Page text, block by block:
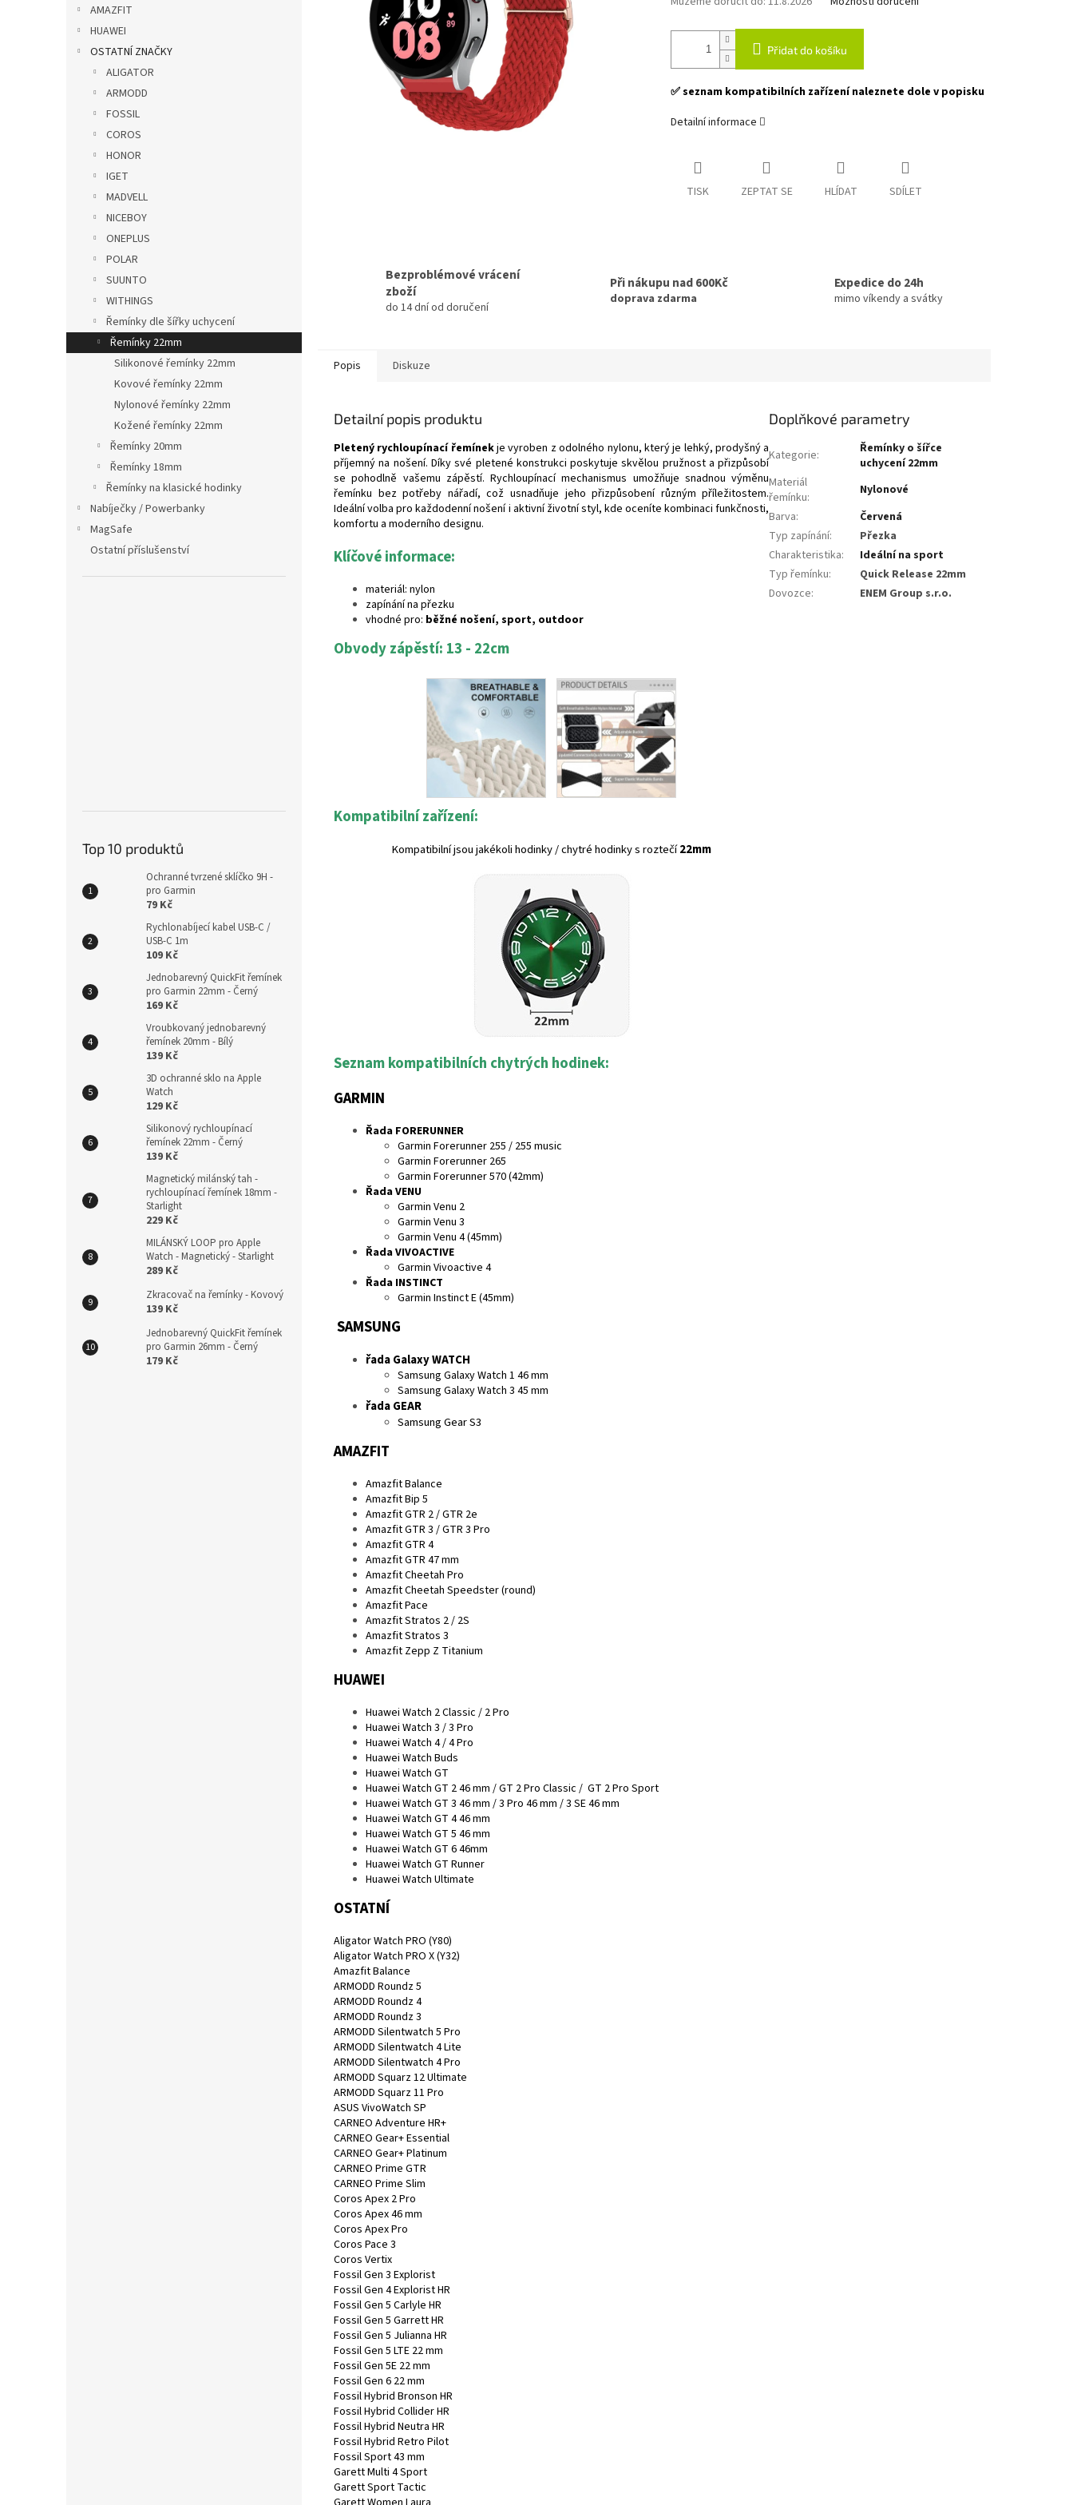
AMAZFIT
HUAWEI
OSTATNÍ ZNAČKY
ALIGATOR
ARMODD
FOSSIL
COROS
HONOR
IGET
MADVELL
NICEBOY
ONEPLUS
POLAR
SUUNTO
WITHINGS
Řemínky dle šířky uchycení
Řemínky 22mm
Silikonové řemínky 22mm
Kovové řemínky 22mm
Nylonové řemínky 22mm
Kožené řemínky 22mm
Řemínky 20mm
Řemínky 18mm
Řemínky na klasické hodinky
Nabíječky / Powerbanky
MagSafe
Ostatní příslušenství
Top 10 produktů
Ochranné tvrzené sklíčko 9H -
pro Garmin
79 Kč
Rychlonabíjecí kabel USB-C /
USB-C 1m
109 Kč
Jednobarevný QuickFit řemínek
pro Garmin 22mm - Černý
169 Kč
Vroubkovaný jednobarevný
řemínek 20mm - Bílý
139 Kč
3D ochranné sklo na Apple
Watch
129 Kč
Silikonový rychloupínací
řemínek 22mm - Černý
139 Kč
Magnetický milánský tah -
rychloupínací řemínek 18mm -
Starlight
229 Kč
MILÁNSKÝ LOOP pro Apple
Watch - Magnetický - Starlight
289 Kč
Zkracovač na řemínky - Kovový
139 Kč
Jednobarevný QuickFit řemínek
pro Garmin 26mm - Černý
179 Kč
Přidat do košíku
✅ seznam kompatibilních zařízení naleznete dole v popisku
Detailní informace
TISK ZEPTAT SE HLÍDAT SDÍLET
Bezproblémové vrácení
zboží
do 14 dní od doručení
Při nákupu nad 600Kč
doprava zdarma
Expedice do 24h
mimo víkendy a svátky
Popis Diskuze
Detailní popis produktu
Pletený rychloupínací řemínekje vyroben z odolného nylonu, který je lehký, prodyšný a
příjemný na nošení. Díky své pletené konstrukci poskytuje skvělou pružnost a přizpůsobí
se pohodlně vašemu zápěstí. Rychloupínací mechanismus umožňuje snadnou výměnu
řemínku bez potřeby nářadí, což usnadňuje jeho přizpůsobení různým příležitostem.
Ideální volba pro každodenní nošení i aktivní životní styl, kde oceníte kombinaci funkčnosti,
komfortu a moderního designu.
Klíčové informace:
materiál: nylon
zapínání na přezku
vhodné pro: běžné nošení, sport, outdoor
Obvody zápěstí: 13 - 22cm
Kompatibilní zařízení:
Kompatibilní jsou jakékoli hodinky / chytré hodinky s roztečí22mm
Seznam kompatibilních chytrých hodinek:
GARMIN
Řada FORERUNNER
Garmin Forerunner 255 / 255 music
Garmin Forerunner 265
Garmin Forerunner 570 (42mm)
Řada VENU
Garmin Venu 2
Garmin Venu 3
Garmin Venu 4 (45mm)
Řada VIVOACTIVE
Garmin Vivoactive 4
Řada INSTINCT
Garmin Instinct E (45mm)
SAMSUNG
řada Galaxy WATCH
Samsung Galaxy Watch 1 46 mm
Samsung Galaxy Watch 3 45 mm
řada GEAR
Samsung Gear S3
AMAZFIT
Amazfit Balance
Amazfit Bip 5
Amazfit GTR 2 / GTR 2e
Amazfit GTR 3 / GTR 3 Pro
Amazfit GTR 4
Amazfit GTR 47 mm
Amazfit Cheetah Pro
Amazfit Cheetah Speedster (round)
Amazfit Pace
Amazfit Stratos 2 / 2S
Amazfit Stratos 3
Amazfit Zepp Z Titanium
HUAWEI
Huawei Watch 2 Classic / 2 Pro
Huawei Watch 3 / 3 Pro
Huawei Watch 4 / 4 Pro
Huawei Watch Buds
Huawei Watch GT
Huawei Watch GT 2 46 mm / GT 2 Pro Classic / GT 2 Pro Sport
Huawei Watch GT 3 46 mm / 3 Pro 46 mm / 3 SE 46 mm
Huawei Watch GT 4 46 mm
Huawei Watch GT 5 46 mm
Huawei Watch GT 6 46mm
Huawei Watch GT Runner
Huawei Watch Ultimate
OSTATNÍ
Aligator Watch PRO (Y80)
Aligator Watch PRO X (Y32)
Amazfit Balance
ARMODD Roundz 5
ARMODD Roundz 4
ARMODD Roundz 3
ARMODD Silentwatch 5 Pro
ARMODD Silentwatch 4 Lite
ARMODD Silentwatch 4 Pro
ARMODD Squarz 12 Ultimate
ARMODD Squarz 11 Pro
ASUS VivoWatch SP
CARNEO Adventure HR+
CARNEO Gear+ Essential
CARNEO Gear+ Platinum
CARNEO Prime GTR
CARNEO Prime Slim
Coros Apex 2 Pro
Coros Apex 46 mm
Coros Apex Pro
Coros Pace 3
Coros Vertix
Fossil Gen 3 Explorist
Fossil Gen 4 Explorist HR
Fossil Gen 5 Carlyle HR
Fossil Gen 5 Garrett HR
Fossil Gen 5 Julianna HR
Fossil Gen 5 LTE 22 mm
Fossil Gen 5E 22 mm
Fossil Gen 6 22 mm
Fossil Hybrid Bronson HR
Fossil Hybrid Collider HR
Fossil Hybrid Neutra HR
Fossil Hybrid Retro Pilot
Fossil Sport 43 mm
Garett Multi 4 Sport
Garett Sport Tactic
Doplňkové parametry
Kategorie:
Řemínky o šířce
uchycení 22mm
Materiál
řemínku:
Nylonové
Barva:
Červená
Typ zapínání:
Přezka
Charakteristika:
Ideální na sport
Typ řemínku:
Quick Release 22mm
Dovozce: ENEM Group s.r.o.